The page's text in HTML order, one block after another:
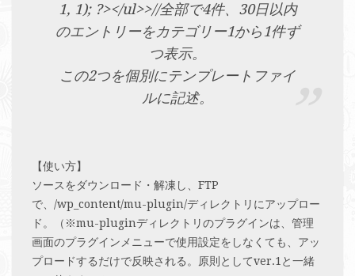
1, 1); ?></ul>>//全部で4件、30日以内
のエントリーをカテゴリー1から1件ず
つ表示。
この2つを個別にテンプレートファイ
ルに記述。
【使い方】
ソースをダウンロード・解凍し、FTP
で、/wp_content/mu-plugin/ディレクトリにアップロー
ド。（※mu-pluginディレクトリのプラグインは、管理
画面のプラグインメニューで使用設定をしなくても、アッ
プロードするだけで反映される。原則としてver.1と一緒